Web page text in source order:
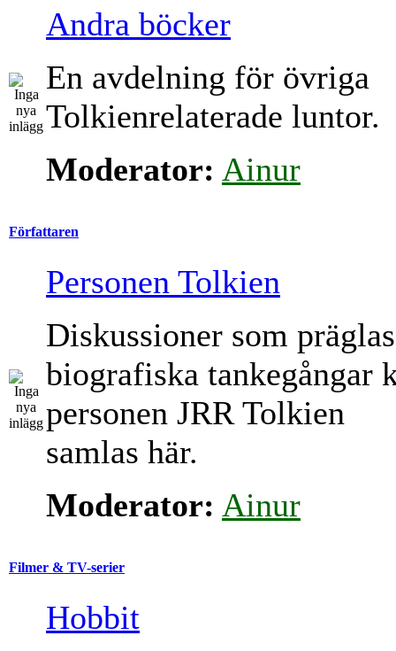
Andra böcker
En avdelning för övriga
Tolkienrelaterade luntor.
Moderator: Ainur
Författaren
Personen Tolkien
Diskussioner som
biografiska tankegångar
personen JRR Tolkien
samlas här.
Moderator: Ainur
Filmer & TV-serier
Hobbit